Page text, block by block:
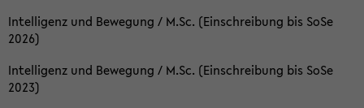
Intelligenz und Bewegung / M.Sc. (Einschreibung bis SoSe
2026)
Intelligenz und Bewegung / M.Sc. (Einschreibung bis SoSe
2023)